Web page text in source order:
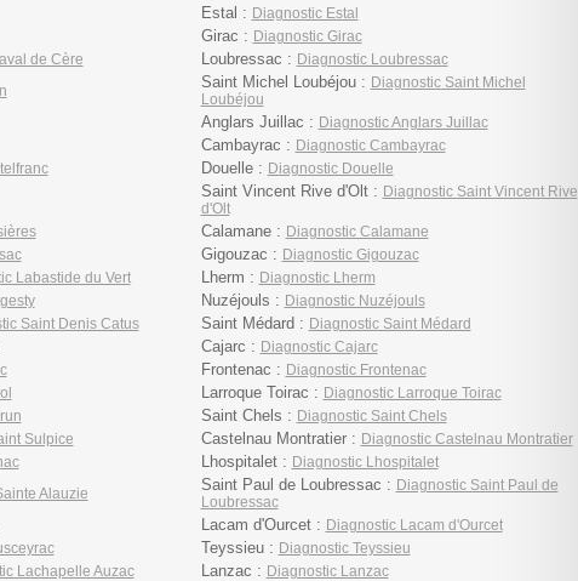
Estal : Diagnostic Estal
Girac : Diagnostic Girac
de Cère Loubressac : Diagnostic Loubressac
Saint Michel Loubéjou : Diagnostic Saint Michel
Loubéjou
Anglars Juillac : Diagnostic Anglars Juillac
Cambayrac : Diagnostic Cambayrac
Douelle : Diagnostic Douelle
Saint Vincent Rive d'Olt : Diagnostic Saint Vincent Rive
d'Olt
Calamane : Diagnostic Calamane
Gigouzac : Diagnostic Gigouzac
Labastide du Vert Lherm : Diagnostic Lherm
Nuzéjouls : Diagnostic Nuzéjouls
Saint Denis Catus Saint Médard : Diagnostic Saint Médard
Cajarc : Diagnostic Cajarc
Frontenac : Diagnostic Frontenac
Larroque Toirac : Diagnostic Larroque Toirac
Saint Chels : Diagnostic Saint Chels
Sulpice Castelnau Montratier : Diagnostic Castelnau Montratier
Lhospitalet : Diagnostic Lhospitalet
Alauzie Saint Paul de Loubressac : Diagnostic Saint Paul de
Loubressac
Lacam d'Ourcet : Diagnostic Lacam d'Ourcet
Teyssieu : Diagnostic Teyssieu
Lachapelle Auzac Lanzac : Diagnostic Lanzac